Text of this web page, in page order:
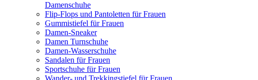
Damenschuhe
Flip-Flops und Pantoletten für Frauen
Gummistiefel für Frauen
Damen-Sneaker
Damen Turnschuhe
Damen-Wasserschuhe
Sandalen für Frauen
Sportschuhe für Frauen
Wander- und Trekkingstiefel für Frauen